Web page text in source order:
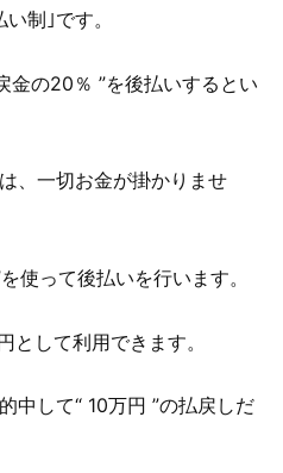
制｣です。
金の20％ ”を後払いするとい
、一切お金が掛かりませ
使って後払いを行います。
として利用できます。
中して“ 10万円 ”の払戻しだ